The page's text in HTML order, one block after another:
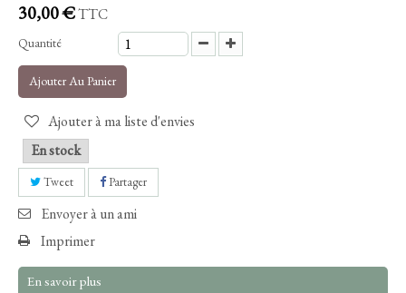
30,00 €TTC
Quantité
Ajouter Au Panier
Ajouter à ma liste d'envies
En stock
Tweet Partager
Envoyer à un ami
Imprimer
En savoir plus